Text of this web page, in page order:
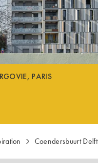
PARIS
Coendersbuurt Delft